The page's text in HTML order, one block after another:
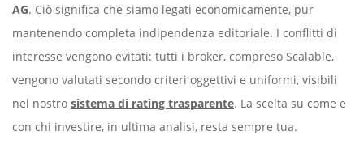
AG. Ciò significa che siamo legati economicamente, pur
mantenendo completa indipendenza editoriale. I conflitti di
interesse vengono evitati: tutti i broker, compreso Scalable,
vengono valutati secondo criteri oggettivi e uniformi, visibili
nel nostro sistema di rating trasparente. La scelta su come e
con chi investire, in ultima analisi, resta sempre tua.